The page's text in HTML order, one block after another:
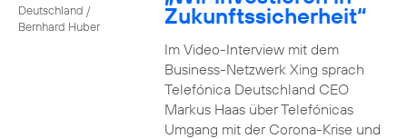
Deutschland /
Bernhard Huber
Zukunftssicherheit“
Im Video-Interview mit dem
Business-Netzwerk Xing sprach
Telefónica Deutschland CEO
Markus Haas über Telefónicas
Umgang mit der Corona-Krise und